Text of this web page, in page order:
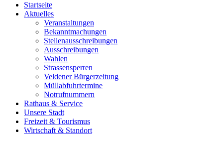
Startseite
Aktuelles
Veranstaltungen
Bekanntmachungen
Stellenausschreibungen
Ausschreibungen
Wahlen
Strassensperren
Veldener Bürgerzeitung
Müllabfuhrtermine
Notrufnummern
Rathaus & Service
Unsere Stadt
Freizeit & Tourismus
Wirtschaft & Standort